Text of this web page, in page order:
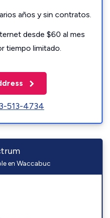
años y sin contratos.
desde $60 al mes
tiempo limitado.
513-4734
en Waccabuc